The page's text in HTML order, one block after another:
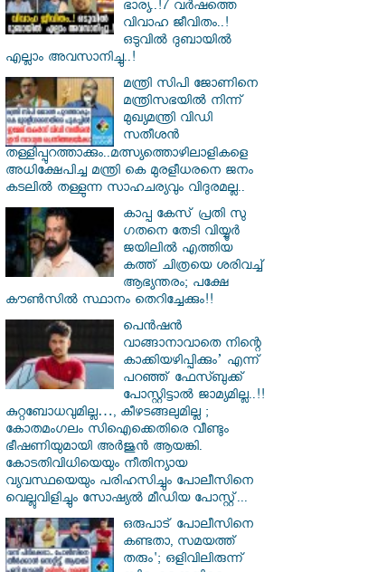
ഭാര്യ..!7 വർഷത്തെ
വിവാഹ ജീവിതം..!
ഒടുവിൽ ദുബായിൽ
എല്ലാം അവസാനിച്ചു..!
മന്ത്രി സിപി ജോണിനെ
മന്ത്രിസഭയില്‍ നിന്ന്
മുഖ്യമന്ത്രി വിഡി
സതീശന്‍
തള്ളിപ്പുറത്താക്കും..മത്സ്യത്തൊഴിലാളികളെ
അധിക്ഷേപിച്ച മന്ത്രി കെ മുരളീധരനെ ജനം
കടലില്‍ തള്ളുന്ന സാഹചര്യവും വിദുരമല്ല..
കാപ്പ കേസ് പ്രതി സു​
ഗതനെ തേടി വിയ്യൂർ
ജയിലിൽ എത്തിയ
കത്ത് ചിത്രയെ ശരിവച്ച്
ആഭ്യന്തരം; പക്ഷേ
കൗൺസിൽ സ്ഥാനം തെറിച്ചേക്കും!!
പെൻഷൻ
വാങ്ങാനാവാതെ നിന്റെ
കാക്കിയഴിപ്പിക്കും’ എന്ന്
പറഞ്ഞ് ഫേസ്ബുക്ക്
പോസ്റ്റിട്ടാൽ ജാമ്യമില്ല..!!
കുറ്റബോധവുമില്ല…, കീഴടങ്ങലുമില്ല ;
കോതമംഗലം സിഐക്കെതിരെ വീണ്ടും
ഭീഷണിയുമായി അര്‍ജുന്‍ ആയങ്കി.
കോടതിവിധിയെയും നീതിന്യായ
വ്യവസ്ഥയെയും പരിഹസിച്ചും പോലീസിനെ
വെല്ലുവിളിച്ചും സോഷ്യൽ മീഡിയ പോസ്റ്റ്...
ഒരുപാട് പോലീസിനെ
കണ്ടതാ, സമയത്ത്
തരും'; ഒളിവിലിരുന്ന്